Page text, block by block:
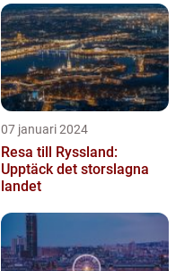
07 januari 2024
Resa till Ryssland:
Upptäck det storslagna
landet